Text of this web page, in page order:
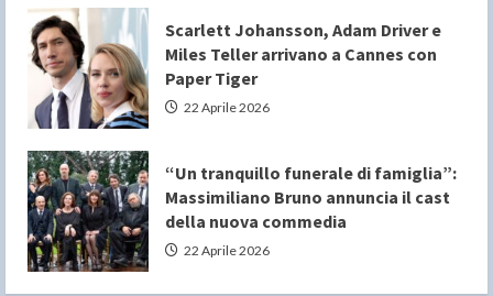
Scarlett Johansson, Adam Driver e
Miles Teller arrivano a Cannes con
Paper Tiger
22 Aprile 2026
“Un tranquillo funerale di famiglia”:
Massimiliano Bruno annuncia il cast
della nuova commedia
22 Aprile 2026